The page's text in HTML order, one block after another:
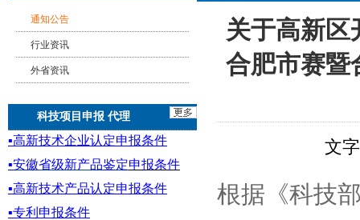
通知公告
行业资讯
外省资讯
科技项目申报 代理
▪高新技术企业认定申报条件
▪安徽省级新产品鉴定申报条件
▪高新技术产品认定申报条件
▪专利申报条件
关于高新区
合肥市赛暨
文
根据《科技